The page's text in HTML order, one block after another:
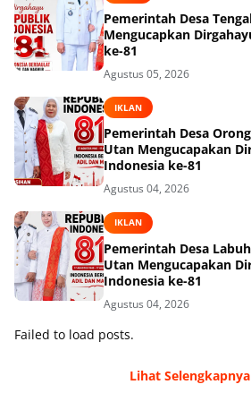
Pemerintah Desa
Mengucapkan
ke-81
Agustus 05, 2026
IKLAN
Pemerintah Desa
Utan Mengucapakan
Indonesia ke-81
Agustus 04, 2026
IKLAN
Pemerintah Desa
Utan Mengucapakan
Indonesia ke-81
Agustus 04, 2026
Failed to load posts.
Lihat Selengkapnya